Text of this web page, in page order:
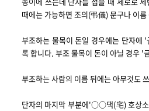
때에는 가능하면 조의(弔儀) 문구나 이
부조하는 물목이 돈일 경우에는 단자
록 합니다. 부조 물목이 돈이 아닐 경
부조하는 사람의 이름 뒤에는 아무것도
단자의 마지막 부분에'○○댁(宅) 호상